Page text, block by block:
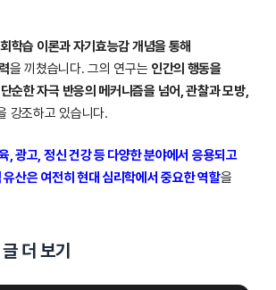
학습 이론과 자기효능감 개념을 통해
을 끼쳤습니다. 그의 연구는 인간의 행동을
순한 자극 반응의 메커니즘을 넘어, 관찰과 모방,
강조하고 있습니다.
, 광고, 정신 건강 등 다양한 분야에서 응용되고
산은 여전히 현대 심리학에서 중요한 역할을
더 보기